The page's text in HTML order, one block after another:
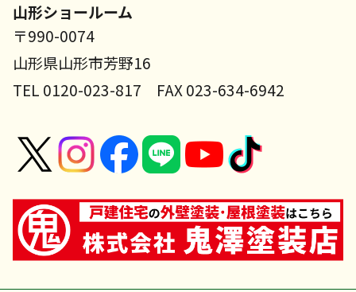
山形ショールーム
〒990-0074
山形県山形市芳野16
TEL 0120-023-817 FAX 023-634-6942